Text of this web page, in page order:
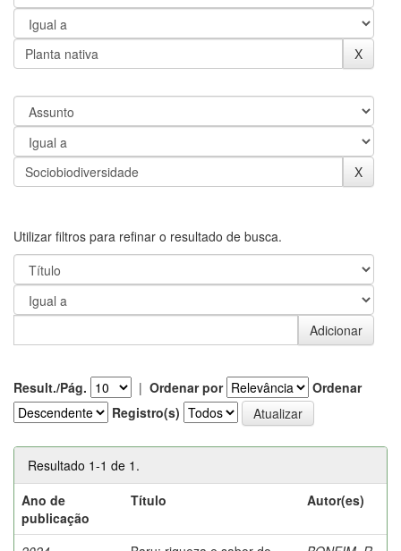
Utilizar filtros para refinar o resultado de busca.
Result./Pág. | Ordenar por
Ordenar
Registro(s)
Resultado 1-1 de 1.
Ano de
publicação
Título Autor(es)